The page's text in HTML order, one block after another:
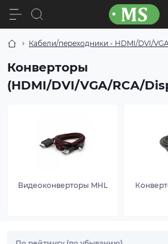
Кабели/переходники - HDMI/DVI/
Конверторы
(HDMI/DVI/VGA/RCA/
Видеоконверторы MHL